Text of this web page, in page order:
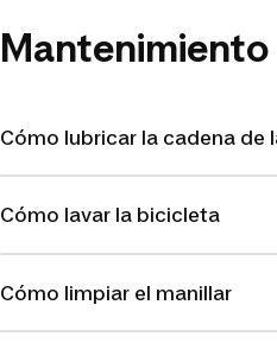
Mantenimiento
Cómo lubricar la cadena de
Cómo lavar la bicicleta
Cómo limpiar el manillar